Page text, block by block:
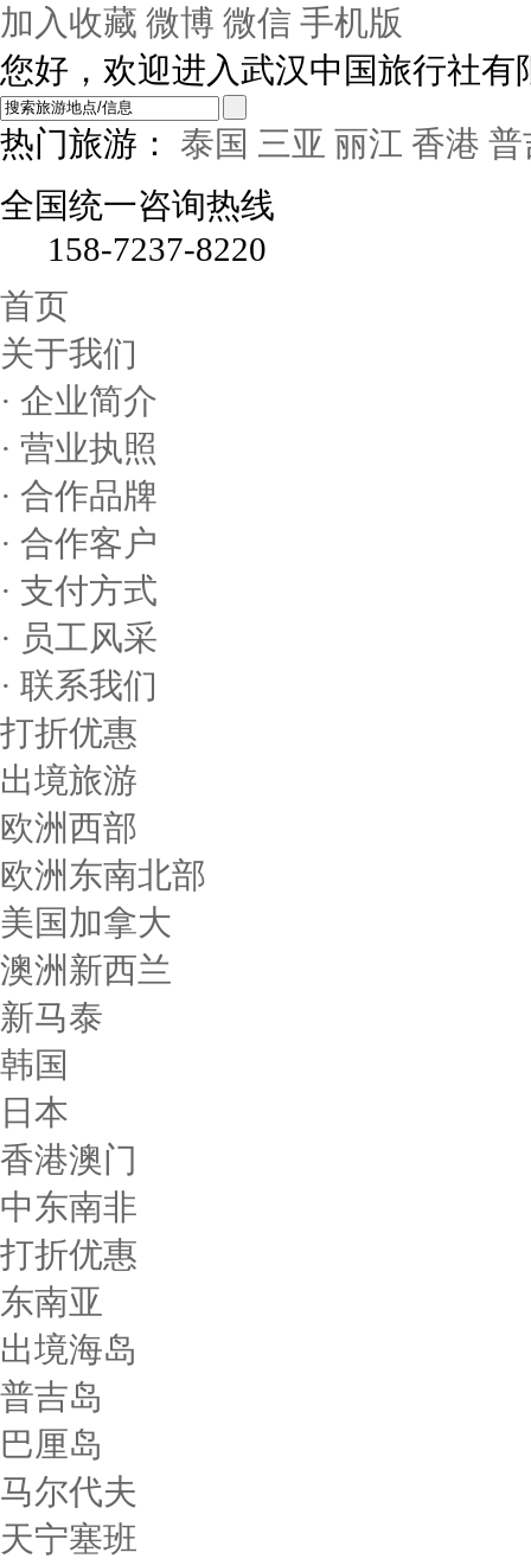
加入收藏 微博 微信 手机版
您好，欢迎进入武汉中国旅行社
热门旅游：
泰国 三亚 丽江 香港 普
全国统一咨询热线
158-7237-8220
首页
关于我们
· 企业简介
· 营业执照
· 合作品牌
· 合作客户
· 支付方式
· 员工风采
· 联系我们
打折优惠
出境旅游
欧洲西部
欧洲东南北部
美国加拿大
澳洲新西兰
新马泰
韩国
日本
香港澳门
中东南非
打折优惠
东南亚
出境海岛
普吉岛
巴厘岛
马尔代夫
天宁塞班